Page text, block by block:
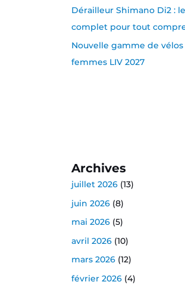
Dérailleur Shimano Di2 :
complet pour tout
Nouvelle gamme de
femmes LIV 2027
Archives
juillet 2026 (13)
juin 2026 (8)
mai 2026 (5)
avril 2026 (10)
mars 2026 (12)
février 2026 (4)